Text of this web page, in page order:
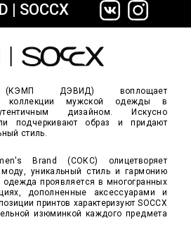
сайте СДЭК
| SOCCX
ДЭВИД) воплощает
коллекции мужской одежды в
дизайном. Искусно
подчеркивают образ и придают
стиль.
Brand (СОКС) олицетворяет
уникальный стиль и гармонию
проявляется в многогранных
дополненные аксессуарами и
принтов характеризуют SOCCX
изюминкой каждого предмета